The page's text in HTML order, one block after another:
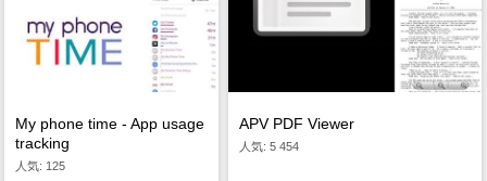
My phone time - App usage
tracking
人気: 125
APV PDF Viewer
人気: 5 454